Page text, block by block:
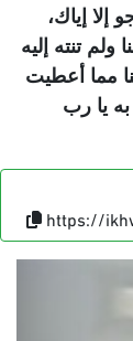
إياك،
تنته إليه
مما أعطيت
به يا رب
https://